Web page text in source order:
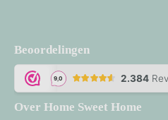
Beoordelingen
Over Home Sweet Home